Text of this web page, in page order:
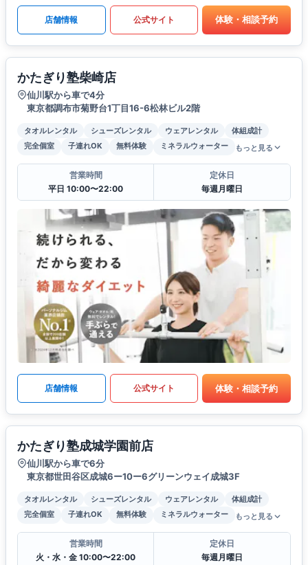
店舗情報 公式サイト 体験・相談予約
かたぎり塾柴崎店
仙川駅から車で4分
東京都調布市菊野台1丁目16-6松林ビル2階
タオルレンタル シューズレンタル ウェアレンタル
体組成計
完全個室
子連れOK 無料体験 ミネラルウォーター もっと見る
営業時間
平日 10:00〜22:00
定休日
毎週月曜日
店舗情報 公式サイト 体験・相談予約
かたぎり塾成城学園前店
仙川駅から車で6分
東京都世田谷区成城6ー10ー6グリーンウェイ成城3F
タオルレンタル シューズレンタル ウェアレンタル
体組成計
完全個室
子連れOK 無料体験 ミネラルウォーター もっと見る
営業時間
火・水・金 10:00〜22:00
定休日
毎週月曜日